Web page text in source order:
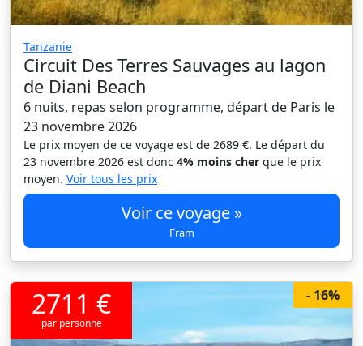
Tanzanie
Circuit Des Terres Sauvages au lagon
de Diani Beach
6 nuits, repas selon programme, départ de Paris le
23 novembre 2026
Le prix moyen de ce voyage est de 2689 €. Le départ du
23 novembre 2026 est donc 4% moins cher que le prix
moyen. Voir tous les prix
Voir ce voyage »
Fram
- 16%
2711 €
par personne